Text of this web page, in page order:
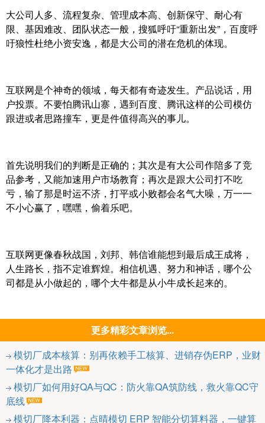
大公司人多、流程复杂、管理成本高、创新保守、耐心有
限、基因难改、团队状态一般，搜狐呼吁“重新出发”，百度呼
吁狼性杜绝小资安逸，都是大公司的潜在危机的体现。
互联网是个神奇的领域，每天都有奇迹发生。产品说话，用
户投票。不要怕腾讯山寨，遇到百度、腾讯这样的公司模仿
跟进或者思路撞车，更是件值得高兴的事儿。
首先说明我们的判断是正确的；其次是有大公司作陪多了竞
品参考，又能加速用户市场教育；再次是跟大公司打不吃
亏，输了那是时运不济，打平或小败都会名气大噪，万一一
不小心赢了，嘿嘿，偷着乐吧。
互联网更像春秋战国，刘邦、韩信谁能想到最后成王成将，
人生路长，指不定谁辉煌。相信机遇、努力和神话，哪个公
司都是从小做起的，哪个大牛都是从小牛成长起来的。
更多精彩文章浏览...
模切厂成本核算：别再依赖手工核算、进销存伪ERP，业财
一体化才是出路
模切厂如何用好QA与QC：防火靠QA筑防线，救火靠QC守
底线
模切厂降本利器：点晴模切 ERP 智能分切算料器，一键算